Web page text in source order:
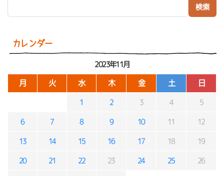
カレンダー
2023年11月
月 火 水 木 金 土 日
1 2 3 4 5
6 7 8 9 10 11 12
13 14 15 16 17 18 19
20 21 22 23 24 25 26